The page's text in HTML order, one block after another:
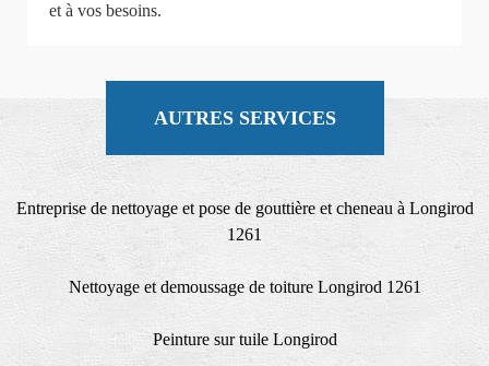
et à vos besoins.
AUTRES SERVICES
Entreprise de nettoyage et pose de gouttière et cheneau à Longirod
1261
Nettoyage et demoussage de toiture Longirod 1261
Peinture sur tuile Longirod